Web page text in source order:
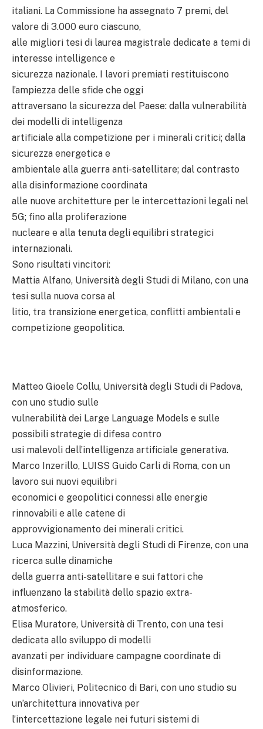
italiani. La Commissione ha assegnato 7 premi, del
valore di 3.000 euro ciascuno,
alle migliori tesi di laurea magistrale dedicate a temi di
interesse intelligence e
sicurezza nazionale. I lavori premiati restituiscono
l’ampiezza delle sfide che oggi
attraversano la sicurezza del Paese: dalla vulnerabilità
dei modelli di intelligenza
artificiale alla competizione per i minerali critici; dalla
sicurezza energetica e
ambientale alla guerra anti-satellitare; dal contrasto
alla disinformazione coordinata
alle nuove architetture per le intercettazioni legali nel
5G; fino alla proliferazione
nucleare e alla tenuta degli equilibri strategici
internazionali.
Sono risultati vincitori:
Mattia Alfano, Università degli Studi di Milano, con una
tesi sulla nuova corsa al
litio, tra transizione energetica, conflitti ambientali e
competizione geopolitica.
Matteo Gioele Collu, Università degli Studi di Padova,
con uno studio sulle
vulnerabilità dei Large Language Models e sulle
possibili strategie di difesa contro
usi malevoli dell’intelligenza artificiale generativa.
Marco Inzerillo, LUISS Guido Carli di Roma, con un
lavoro sui nuovi equilibri
economici e geopolitici connessi alle energie
rinnovabili e alle catene di
approvvigionamento dei minerali critici.
Luca Mazzini, Università degli Studi di Firenze, con una
ricerca sulle dinamiche
della guerra anti-satellitare e sui fattori che
influenzano la stabilità dello spazio extra-
atmosferico.
Elisa Muratore, Università di Trento, con una tesi
dedicata allo sviluppo di modelli
avanzati per individuare campagne coordinate di
disinformazione.
Marco Olivieri, Politecnico di Bari, con uno studio su
un’architettura innovativa per
l’intercettazione legale nei futuri sistemi di